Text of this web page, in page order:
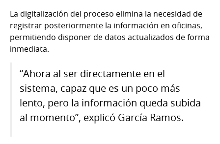
La digitalización del proceso elimina la necesidad de
registrar posteriormente la información en oficinas,
permitiendo disponer de datos actualizados de forma
inmediata.
“Ahora al ser directamente en el
sistema, capaz que es un poco más
lento, pero la información queda subida
al momento”, explicó García Ramos.